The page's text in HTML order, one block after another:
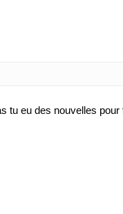
tu eu des nouvelles pour